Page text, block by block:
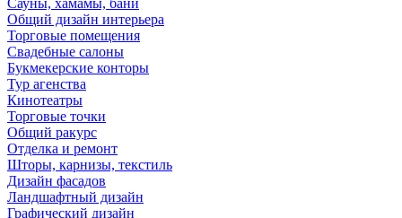
Сауны, хамамы, бани
Общий дизайн интерьера
Торговые помещения
Свадебные салоны
Букмекерские конторы
Тур агенства
Кинотеатры
Торговые точки
Общий ракурс
Отделка и ремонт
Шторы, карнизы, текстиль
Дизайн фасадов
Ландшафтный дизайн
Графический дизайн